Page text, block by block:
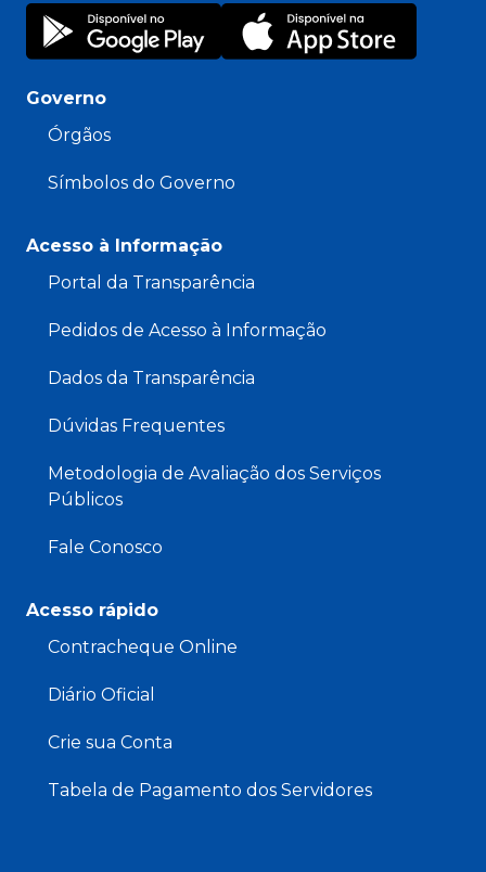
Governo
Órgãos
Símbolos do Governo
Acesso à Informação
Portal da Transparência
Pedidos de Acesso à Informação
Dados da Transparência
Dúvidas Frequentes
Metodologia de Avaliação dos Serviços
Públicos
Fale Conosco
Acesso rápido
Contracheque Online
Diário Oficial
Crie sua Conta
Tabela de Pagamento dos Servidores